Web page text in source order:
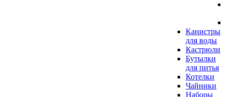
Канистры
для воды
Кастрюли
Бутылки
для питья
Котелки
Чайники
Наборы